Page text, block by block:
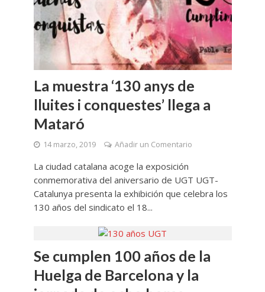
La muestra ‘130 anys de
lluites i conquestes’ llega a
Mataró
14 marzo, 2019 Añadir un Comentario
La ciudad catalana acoge la exposición
conmemorativa del aniversario de UGT UGT-
Catalunya presenta la exhibición que celebra los
130 años del sindicato el 18...
Se cumplen 100 años de la
Huelga de Barcelona y la